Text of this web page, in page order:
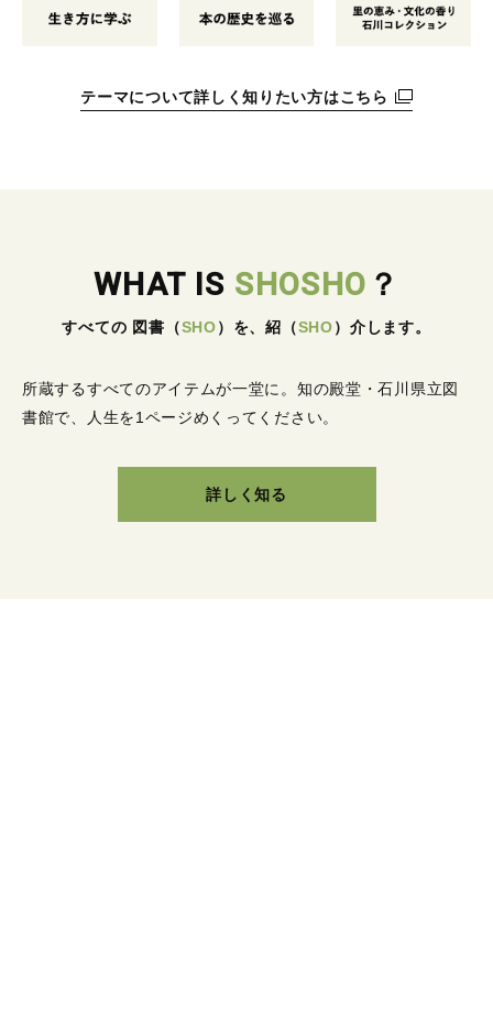
テーマについて詳しく知りたい方はこちら
WHAT IS SHOSHO ？
すべての 図書 （SHO） を、紹 （SHO） 介します。
所蔵するすべてのアイテムが一堂に。 知の殿堂・石川県立図
書館で、人生を1ページめくってください。
詳しく知る